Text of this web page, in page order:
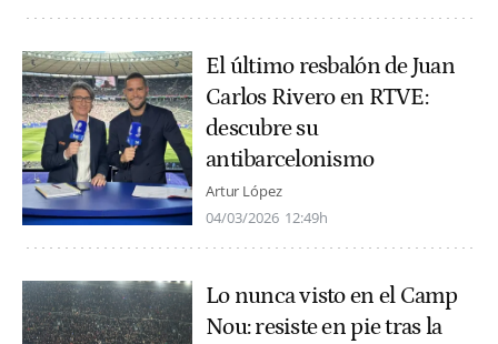
El último resbalón de Juan
Carlos Rivero en RTVE:
descubre su
antibarcelonismo
Artur López
04/03/2026 12:49h
Lo nunca visto en el Camp
Nou: resiste en pie tras la